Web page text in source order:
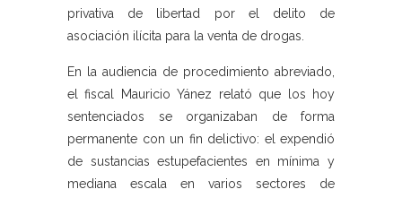
privativa de libertad por el delito de
asociación ilícita para la venta de drogas.
En la audiencia de procedimiento abreviado,
el fiscal Mauricio Yánez relató que los hoy
sentenciados se organizaban de forma
permanente con un fin delictivo: el expendió
de sustancias estupefacientes en mínima y
mediana escala en varios sectores de